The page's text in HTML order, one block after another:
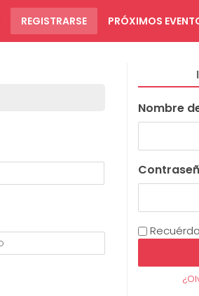
REGISTRARSE PRÓXIMOS
Nombre